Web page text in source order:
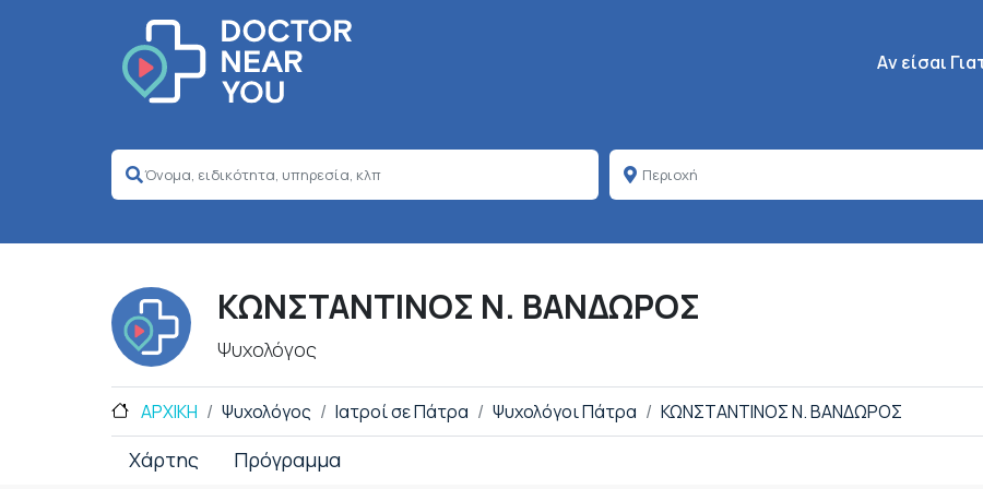
Κεντρική
Aν είσαι
ΚΩΝΣΤΑΝΤΙΝΟΣ Ν. ΒΑΝΔΩΡΟΣ
Ψυχολόγος
ΑΡΧΙΚΗ Ψυχολόγος Ιατροί σε Πάτρα Ψυχολόγοι Πάτρα ΚΩΝΣΤΑΝΤΙΝΟΣ Ν. ΒΑΝΔΩΡΟΣ
Χάρτης Πρόγραμμα